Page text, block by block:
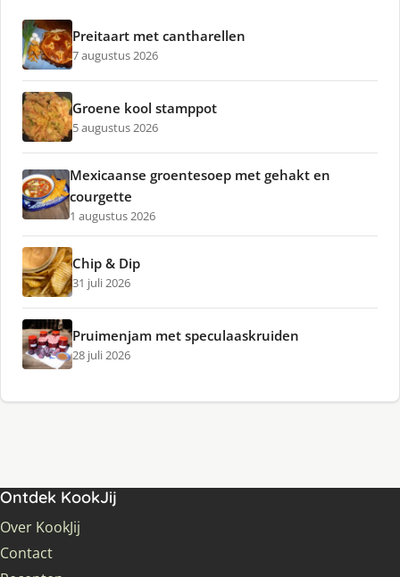
Preitaart met cantharellen
7 augustus 2026
Groene kool stamppot
5 augustus 2026
Mexicaanse groentesoep met gehakt en
courgette
1 augustus 2026
Chip & Dip
31 juli 2026
Pruimenjam met speculaaskruiden
28 juli 2026
Ontdek KookJij
Over KookJij
Contact